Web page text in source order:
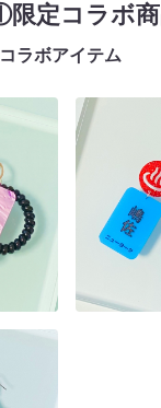
定コラボ
ラボアイテム